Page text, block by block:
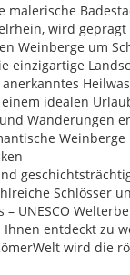
malerische
wird geprägt
Weinberge um
einzigartige
idealen
Wanderungen
Schlösser
UNESCO
entdeckt zu
wird die